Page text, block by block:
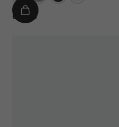
€
€ 14,95
IN